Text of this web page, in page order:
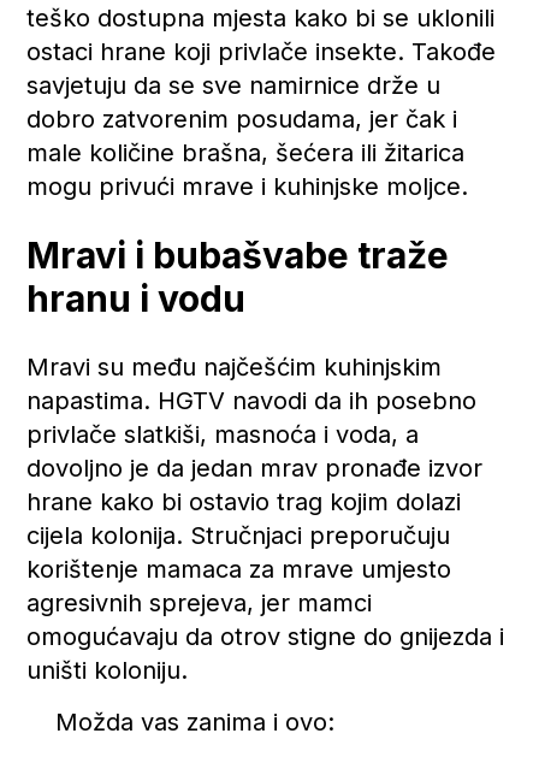
teško dostupna mjesta kako bi se uklonili
ostaci hrane koji privlače insekte. Takođe
savjetuju da se sve namirnice drže u
dobro zatvorenim posudama, jer čak i
male količine brašna, šećera ili žitarica
mogu privući mrave i kuhinjske moljce.
Mravi i bubašvabe traže
hranu i vodu
Mravi su među najčešćim kuhinjskim
napastima. HGTV navodi da ih posebno
privlače slatkiši, masnoća i voda, a
dovoljno je da jedan mrav pronađe izvor
hrane kako bi ostavio trag kojim dolazi
cijela kolonija. Stručnjaci preporučuju
korištenje mamaca za mrave umjesto
agresivnih sprejeva, jer mamci
omogućavaju da otrov stigne do gnijezda i
uništi koloniju.
Možda vas zanima i ovo: